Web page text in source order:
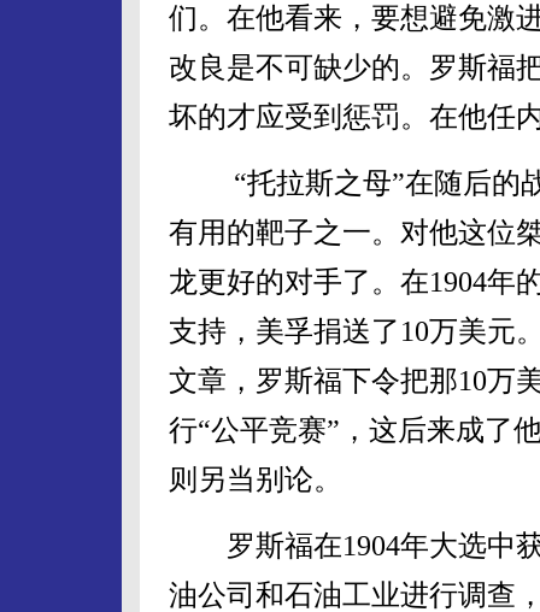
们。在他看来，要想避免激
改良是不可缺少的。罗斯福
坏的才应受到惩罚。在他任
“托拉斯之母”在随后的战
有用的靶子之一。对他这位
龙更好的对手了。在1904年
支持，美孚捐送了10万美元
文章，罗斯福下令把那10万
行“公平竞赛”，这后来成了
则另当别论。
罗斯福在1904年大选中获
油公司和石油工业进行调查